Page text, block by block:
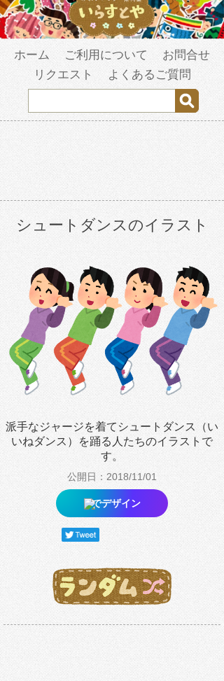
ホーム ご利用について
お問合せ
リクエスト
よくあるご質問
シュートダンスのイラスト
派手なジャージを着てシュートダンス（い
いねダンス）を踊る人たちのイラストで
す。
公開日：2018/11/01
でデザイン